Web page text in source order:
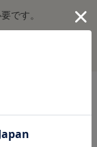
です。
レビューを見る＞